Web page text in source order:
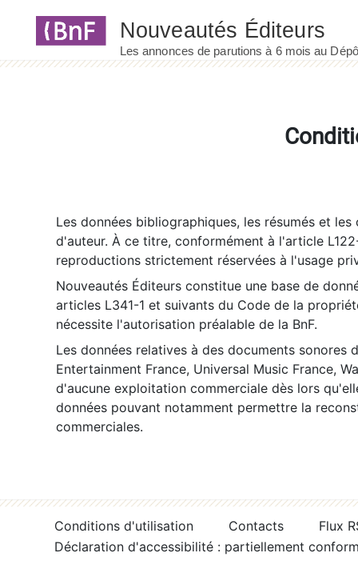
Les données bibliographiques, les résumés et
d'auteur. À ce titre, conformément à l'article
reproductions strictement réservées à l'usage
Nouveautés Éditeurs constitue une base de
articles L341-1 et suivants du Code de la
nécessite l'autorisation préalable de la BnF.
Les données relatives à des documents sonores
Entertainment France, Universal Music France,
d'aucune exploitation commerciale dès lors
données pouvant notamment permettre la
commerciales.
Conditions d'utilisation Contacts
Flux
Déclaration d'accessibilité : partiellement